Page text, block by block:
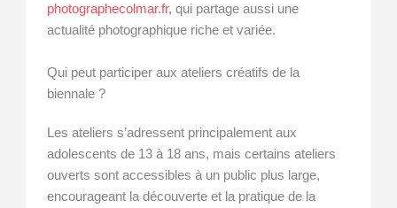
photographecolmar.fr, qui partage aussi une
actualité photographique riche et variée.
Qui peut participer aux ateliers créatifs de la
biennale ?
Les ateliers s’adressent principalement aux
adolescents de 13 à 18 ans, mais certains ateliers
ouverts sont accessibles à un public plus large,
encourageant la découverte et la pratique de la